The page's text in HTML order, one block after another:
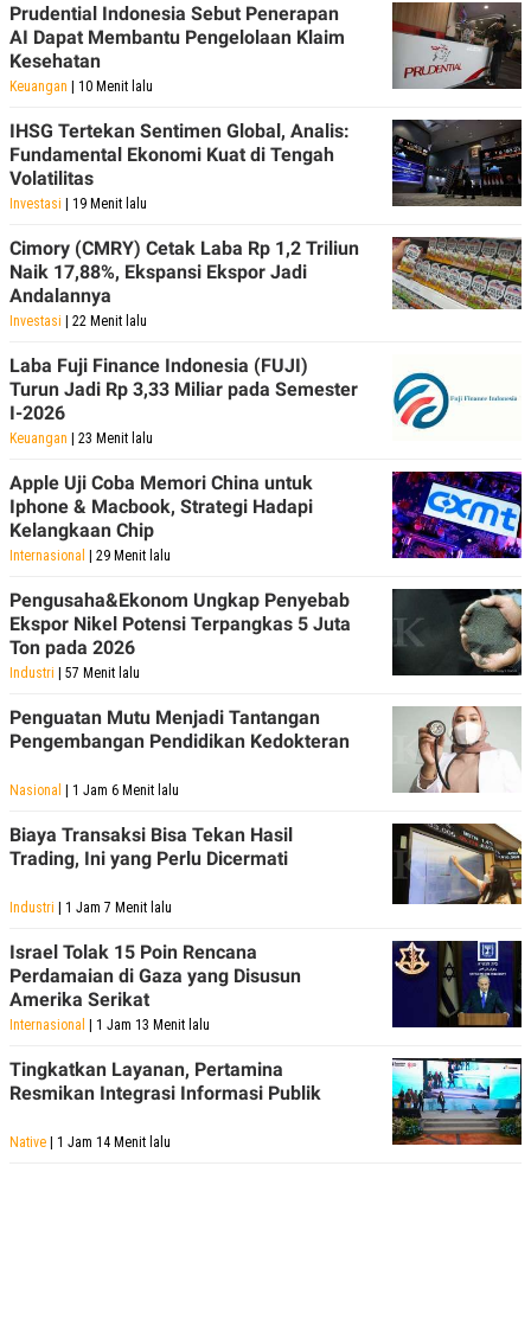
Prudential Indonesia Sebut Penerapan
AI Dapat Membantu Pengelolaan Klaim
Kesehatan
Keuangan | 10 Menit lalu
IHSG Tertekan Sentimen Global, Analis:
Fundamental Ekonomi Kuat di Tengah
Volatilitas
Investasi | 19 Menit lalu
Cimory (CMRY) Cetak Laba Rp 1,2 Triliun
Naik 17,88%, Ekspansi Ekspor Jadi
Andalannya
Investasi | 22 Menit lalu
Laba Fuji Finance Indonesia (FUJI)
Turun Jadi Rp 3,33 Miliar pada Semester
I-2026
Keuangan | 23 Menit lalu
Apple Uji Coba Memori China untuk
Iphone & Macbook, Strategi Hadapi
Kelangkaan Chip
Internasional | 29 Menit lalu
Pengusaha&Ekonom Ungkap Penyebab
Ekspor Nikel Potensi Terpangkas 5 Juta
Ton pada 2026
Industri | 57 Menit lalu
Penguatan Mutu Menjadi Tantangan
Pengembangan Pendidikan Kedokteran
Nasional | 1 Jam 6 Menit lalu
Biaya Transaksi Bisa Tekan Hasil
Trading, Ini yang Perlu Dicermati
Industri | 1 Jam 7 Menit lalu
Israel Tolak 15 Poin Rencana
Perdamaian di Gaza yang Disusun
Amerika Serikat
Internasional | 1 Jam 13 Menit lalu
Tingkatkan Layanan, Pertamina
Resmikan Integrasi Informasi Publik
Native | 1 Jam 14 Menit lalu